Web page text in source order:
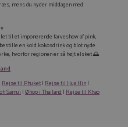
mens du nyder middagen med
til et imponerende farveshow af pink,
en kold kokosdrink og blot nyde
hvorfor regionen er så højt elsket 🌅
.
Rejse til Phuket| Rejse til Hua Hin|
Samui |Øhop i Thailand | Rejse til Khao